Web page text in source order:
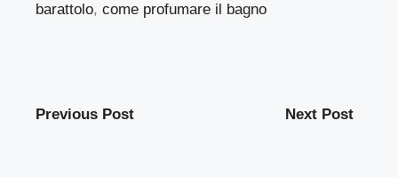
barattolo, come profumare il bagno
Previous Post Next Post